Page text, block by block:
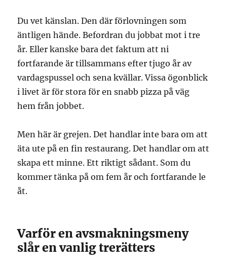
Du vet känslan. Den där förlovningen som
äntligen hände. Befordran du jobbat mot i tre
år. Eller kanske bara det faktum att ni
fortfarande är tillsammans efter tjugo år av
vardagspussel och sena kvällar. Vissa ögonblick
i livet är för stora för en snabb pizza på väg
hem från jobbet.
Men här är grejen. Det handlar inte bara om att
äta ute på en fin restaurang. Det handlar om att
skapa ett minne. Ett riktigt sådant. Som du
kommer tänka på om fem år och fortfarande le
åt.
Varför en avsmakningsmeny
slår en vanlig trerätters